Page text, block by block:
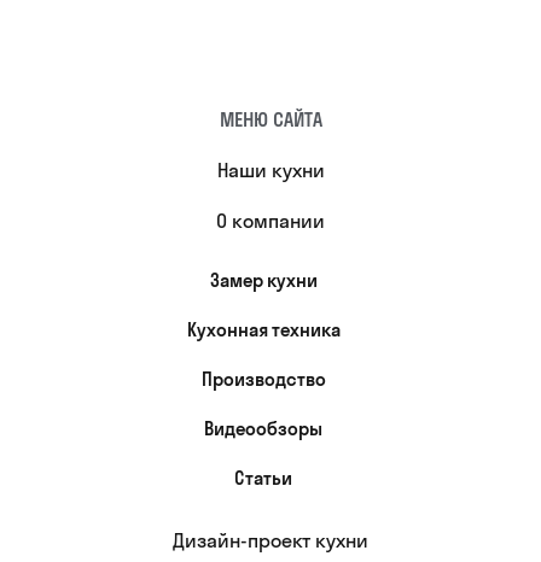
МЕНЮ САЙТА
Наши кухни
О компании
Замер кухни
Кухонная техника
Производство
Видеообзоры
Статьи
Дизайн-проект кухни